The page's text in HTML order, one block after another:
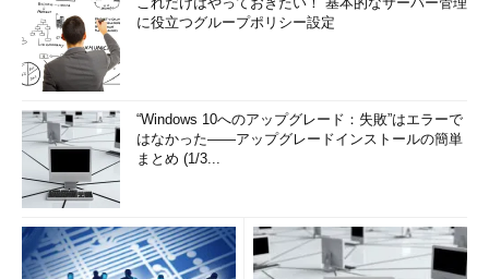
に役立つグループポリシー設定
“Windows 10へのアップグレード：失敗”はエラーで
はなかった――アップグレードインストールの簡単
まとめ (1/3...